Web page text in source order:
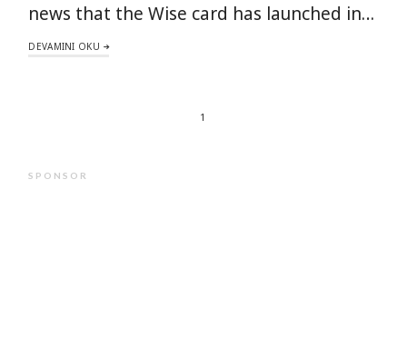
news that the Wise card has launched in…
DEVAMINI OKU
1
SPONSOR